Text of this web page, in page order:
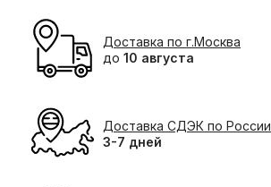
Доставка по г.Москва
до 10 августа
Доставка СДЭК по России
3-7 дней